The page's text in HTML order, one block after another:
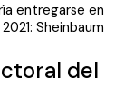
entregarse en
Sheinbaum
del